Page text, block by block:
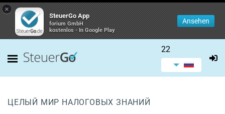
×
SteuerGo App
forium GmbH
kostenlos - In Google Play
Ansehen
22
ЦЕЛЫЙ МИР НАЛОГОВЫХ ЗНАНИЙ